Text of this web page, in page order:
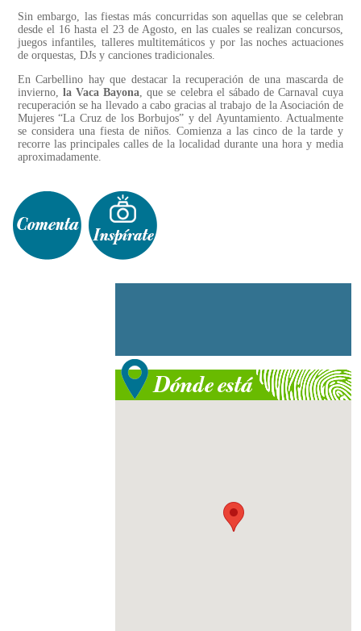
Sin embargo, las fiestas más concurridas son aquellas que se celebran
desde el 16 hasta el 23 de Agosto, en las cuales se realizan concursos,
juegos infantiles, talleres multitemáticos y por las noches actuaciones
de orquestas, DJs y canciones tradicionales.
En Carbellino hay que destacar la recuperación de una mascarda de
invierno, la Vaca Bayona, que se celebra el sábado de Carnaval cuya
recuperación se ha llevado a cabo gracias al trabajo de la Asociación de
Mujeres “La Cruz de los Borbujos” y del Ayuntamiento. Actualmente
se considera una fiesta de niños. Comienza a las cinco de la tarde y
recorre las principales calles de la localidad durante una hora y media
aproximadamente.